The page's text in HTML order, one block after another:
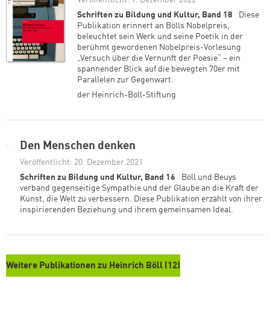
Schriften zu Bildung und Kultur, Band 18
Diese
Publikation erinnert an Bölls Nobelpreis,
beleuchtet sein Werk und seine Poetik in der
berühmt gewordenen Nobelpreis-Vorlesung
„Versuch über die Vernunft der Poesie“ – ein
spannender Blick auf die bewegten 70er mit
Parallelen zur Gegenwart.
der Heinrich-Böll-Stiftung
Den Menschen denken
Veröffentlicht: 20. Dezember 2021
Schriften zu Bildung und Kultur, Band 16
und Beuys verband gegenseitige Sympathie und
der Glaube an die Kraft der Kunst, die Welt zu
verbessern. Diese Publikation erzählt von ihrer